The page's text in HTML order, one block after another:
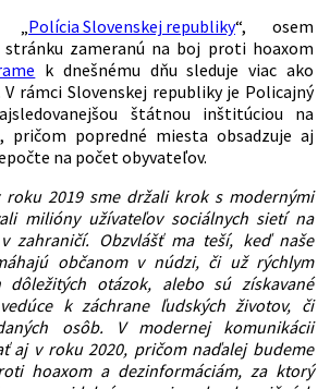
„Polícia Slovenskej republiky“, osem
stránku zameranú na boj proti hoaxom
k dnešnému dňu sleduje viac ako
V rámci Slovenskej republiky je Policajný
štátnou inštitúciou na
pričom popredné miesta obsadzuje aj
na počet obyvateľov.
roku 2019 sme držali krok s modernými
milióny užívateľov sociálnych sietí na
zahraničí. Obzvlášť ma teší, keď naše
občanom v núdzi, či už rýchlym
dôležitých otázok, alebo sú získavané
k záchrane ľudských životov, či
osôb. V modernej komunikácii
aj v roku 2020, pričom naďalej budeme
hoaxom a dezinformáciám, za ktorý